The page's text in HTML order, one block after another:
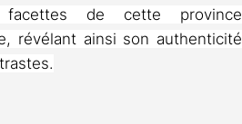
facettes de cette province
révélant ainsi son authenticité